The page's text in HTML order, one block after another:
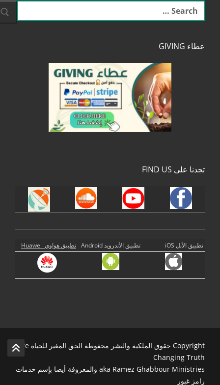
البحث
عن:
عطاء GIVING
تجدنا على FIND US
تطبيق الأبل iOS تطبيق الأندرويد Android تطبيق هواوي Huawei
Copyright حقوق الملكية والنشر محفوظة الحق المغير للحياة Life
Changing Truth
aka Ramez Ghabbour Ministries والمعروفة أيضا بإسم خدمات
رامز غبور